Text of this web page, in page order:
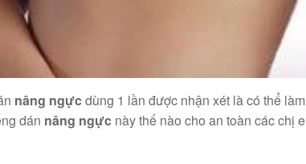
nâng ngực dùng 1 lần được nhận xét là có thể
dán nâng ngực này thế nào cho an toàn các chị